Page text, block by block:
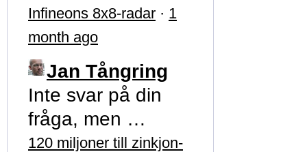
Infineons 8x8-radar · 1
month ago
Jan Tångring
Inte svar på din
fråga, men …
120 miljoner till zinkjon-